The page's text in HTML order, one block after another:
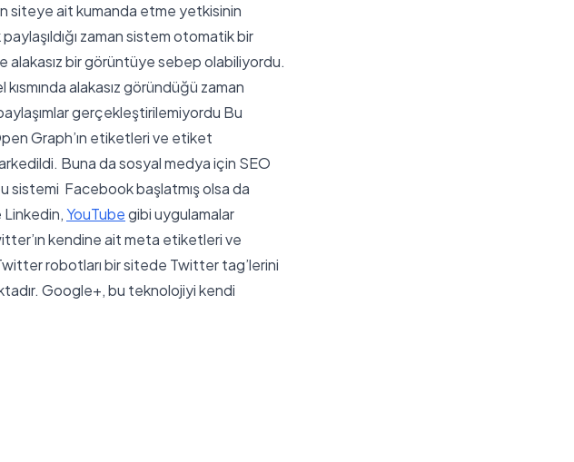
siteye ait kumanda etme yetkisinin
zaman sistem otomatik bir
alakasız bir görüntüye sebep olabiliyordu.
alakasız göründüğü zaman
gerçekleştirilemiyordu Bu
Graph’ın etiketleri ve etiket
Buna da sosyal medya için SEO
sistemi Facebook başlatmış olsa da
YouTubegibi uygulamalar
kendine ait meta etiketleri ve
robotları bir sitede Twitter tag’lerini
Google+, bu teknolojiyi kendi